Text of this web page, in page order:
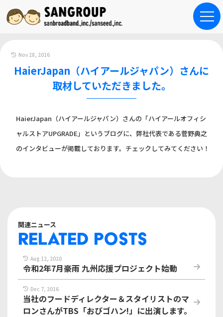
Nov 28, 2016
HaierJapan（ハイアールジャパン）さんに
取材していただきました。
HaierJapan（ハイアールジャパン）さんの「ハイアールオフィシ
ャルストアUPGRADE」というブログに、弊社代表である菅野典之
のインタビューが掲載しております。チェックしてみてください！
関連ニュース
RELATED POSTS
Aug 12, 2020
令和2年7月豪雨 九州応援プロジェクト始動
Dec 7, 2016
当社のフードディレクター＆スタイリストのマ
ロンさんがTBS「おびゴハン!」に出演します。